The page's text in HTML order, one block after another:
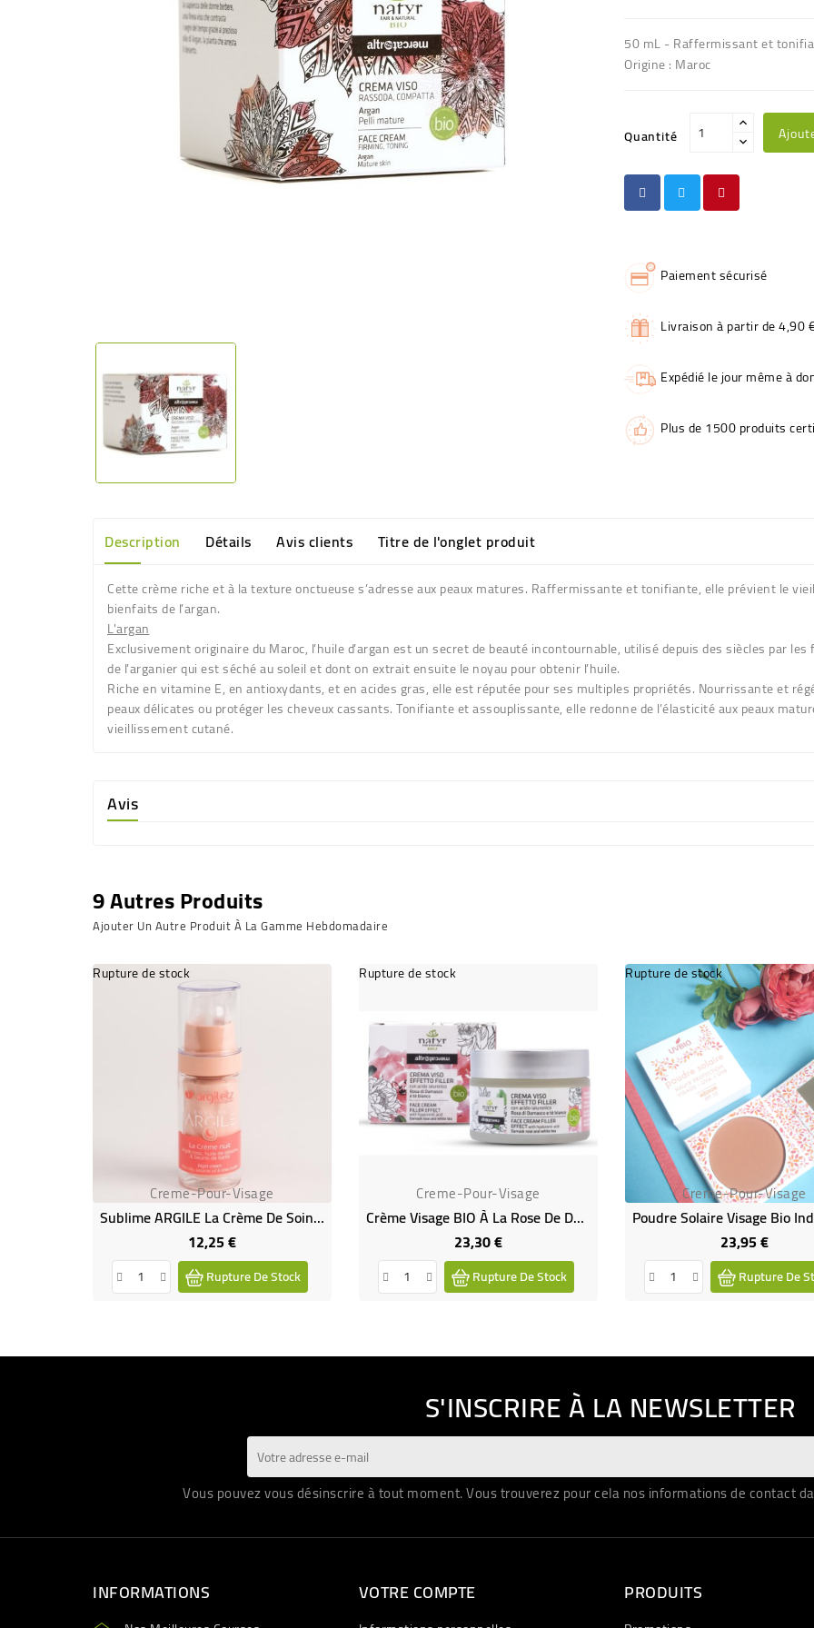
50 mL - Raffermissant et
Origine : Maroc
Quantité
Paiement sécurisé
Livraison à partir de 4,90
Expédié le jour même à
Plus de 1500 produits
Description Détails Avis clients Titre de l'onglet produit
Cette crème riche et à la texture onctueuse s’adresse aux peaux matures. Raffermissante et tonifiante, elle prévient le
bienfaits de l’argan.
L'argan
Exclusivement originaire du Maroc, l’huile d’argan est un secret de beauté incontournable, utilisé depuis des siècles par
de l’arganier qui est séché au soleil et dont on extrait ensuite le noyau pour obtenir l’huile.
Riche envitamine E, enantioxydants, et enacides gras, elle est réputée pour ses multiples propriétés. Nourrissante et
peaux délicates ou protéger les cheveux cassants.Tonifiante et assouplissante, elle redonne de l’élasticité aux peaux
vieillissement cutané.
Avis
9 Autres Produits
Ajouter Un Autre Produit À La Gamme Hebdomadaire
Rupture de stock
Creme-Pour-Visage
Sublime ARGILE La Crème De Soin Nuit À L'argile Rose
12,25 €Prix
Rupture De Stock
Rupture de stock
Creme-Pour-Visage
Crème Visage BIO À La Rose De Damas Et Thé Blanc - 50mL
23,30 €Prix
Rupture De Stock
Rupture de stock
Creme-Pour-Visage
23,95 €Prix
Rupture De
S'INSCRIRE À LA NEWSLETTER
Vous pouvez vous désinscrire à tout moment. Vous trouverez pour cela nos informations de contact
INFORMATIONS VOTRE COMPTE PRODUITS